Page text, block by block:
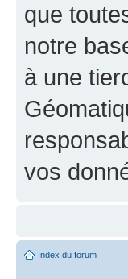
que
notre
à une
vos
Index du forum